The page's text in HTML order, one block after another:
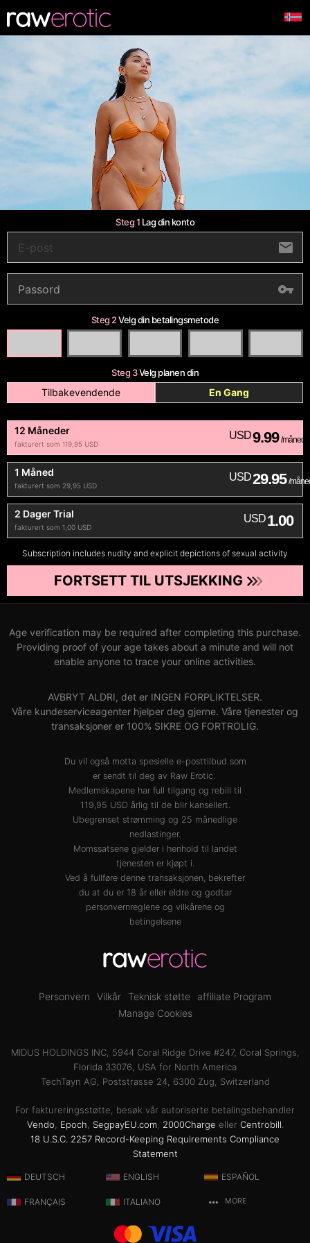
Steg 1 Lag din konto
Steg 2Velg din betalingsmetode
Steg 3Velg planen din
Tilbakevendende En Gang
12 Måneder
fakturert som 119,95 USD
USD9.99 /måned
1 Måned
fakturert som 29,95 USD
USD29.95 /
2 Dager Trial
fakturert som 1,00 USD
USD1.00
Subscription includes nudity and explicit depictions of sexual activity
FORTSETT TIL UTSJEKKING
Age verification may be required after completing this purchase.
Providing proof of your age takes about a minute and will not
enable anyone to trace your online activities.
AVBRYT ALDRI, det er INGEN FORPLIKTELSER.
Våre kundeserviceagenter hjelper deg gjerne. Våre tjenester og
transaksjoner er 100% SIKRE OG FORTROLIG.
Du vil også motta spesielle e-posttilbud som
er sendt til deg av Raw Erotic.
Medlemskapene har full tilgang og rebill til
119,95 USD årlig til de blir kansellert.
Ubegrenset strømming og 25 månedlige
nedlastinger.
Momssatsene gjelder i henhold til landet
tjenesten er kjøpt i.
Ved å fullføre denne transaksjonen, bekrefter
du at du er 18 år eller eldre og godtar
personvernregleneog vilkårene og
betingelsene
Personvern Vilkår Teknisk støtte
affiliate Program
Manage Cookies
MIDUS HOLDINGS INC, 5944 Coral Ridge Drive #247, Coral Springs,
Florida 33076, USA for North America
TechTayn AG, Poststrasse 24, 6300 Zug, Switzerland
For faktureringsstøtte, besøk vår autoriserte betalingsbehandler
Vendo, Epoch, SegpayEU.com, 2000Charge eller Centrobill.
18 U.S.C. 2257 Record-Keeping Requirements Compliance
Statement
DEUTSCH ENGLISH ESPAÑOL
FRANÇAIS ITALIANO MORE